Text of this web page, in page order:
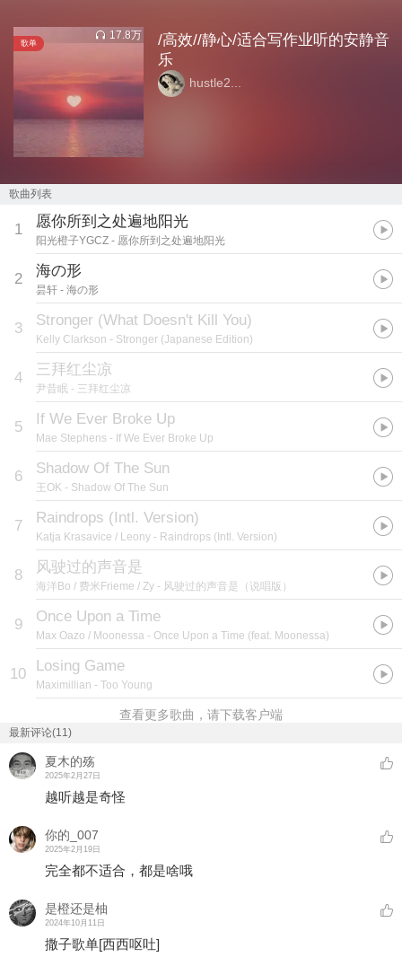
歌单
17.8万
/高效//静心/适合写作业听的安静音
乐
hustle2...
歌曲列表
1 愿你所到之处遍地阳光
阳光橙子YGCZ - 愿你所到之处遍地阳光
2 海の形
昙轩 - 海の形
3 Stronger (What Doesn't Kill You)
Kelly Clarkson - Stronger (Japanese Edition)
4 三拜红尘凉
尹昔眠 - 三拜红尘凉
5 If We Ever Broke Up
Mae Stephens - If We Ever Broke Up
6 Shadow Of The Sun
王OK - Shadow Of The Sun
7 Raindrops (Intl. Version)
Katja Krasavice / Leony - Raindrops (Intl. Version)
8 风驶过的声音是
海洋Bo / 费米Frieme / Zy - 风驶过的声音是（说唱版）
9 Once Upon a Time
Max Oazo / Moonessa - Once Upon a Time (feat. Moonessa)
10 Losing Game
Maximillian - Too Young
查看更多歌曲，请下载客户端
最新评论(11)
夏木的殇
2025年2月27日
越听越是奇怪
你的_007
2025年2月19日
完全都不适合，都是啥哦
是橙还是柚
2024年10月11日
撒子歌单[西西呕吐]